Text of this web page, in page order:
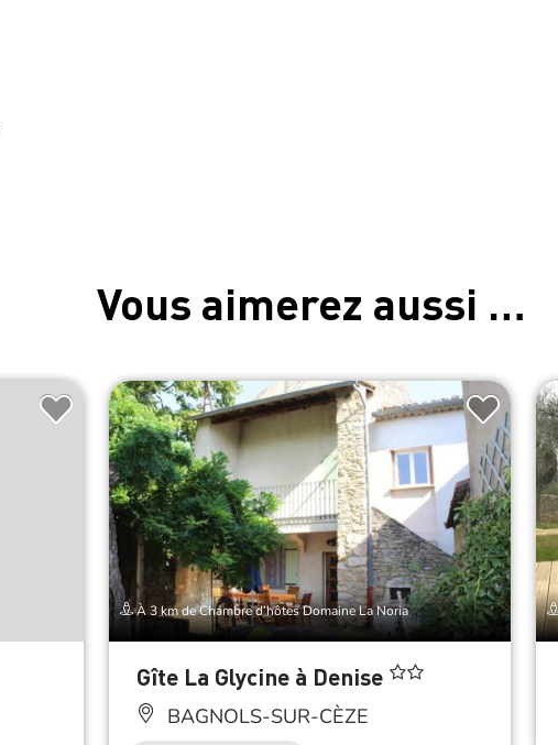
Vous aimerez aussi …
À 3 km de Chambre d’hôtes Domaine La Noria
Gîte La Glycine à Denise
BAGNOLS-SUR-CÈZE